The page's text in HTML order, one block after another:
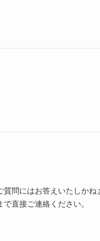
問にはお答えいたしか
直接ご連絡ください。